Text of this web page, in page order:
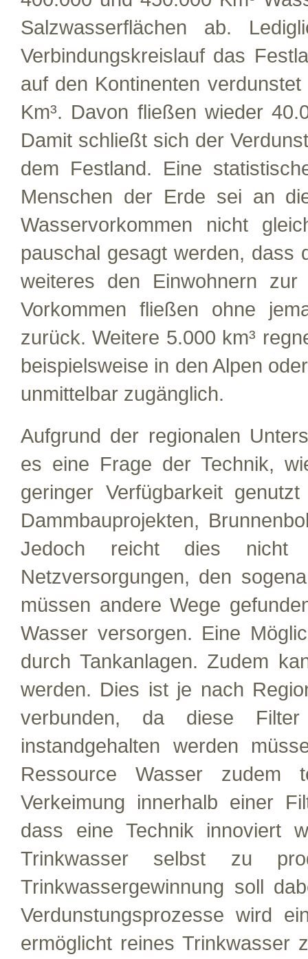
Salzwasserflächen ab.
Verbindungskreislauf das
auf den Kontinenten
Km³. Davon fließen wieder
Damit schließt sich der
dem Festland. Eine
Menschen der Erde sei an
Wasservorkommen nicht
pauschal gesagt werden, dass
weiteres den Einwohnern
Vorkommen fließen ohne
zurück. Weitere 5.000 km³
beispielsweise in den Alpen
unmittelbar zugänglich.
Aufgrund der regionalen
es eine Frage der Technik,
geringer Verfügbarkeit
Dammbauprojekten,
Jedoch reicht dies nicht
Netzversorgungen, den
müssen andere Wege
Wasser versorgen. Eine
durch Tankanlagen. Zudem
werden. Dies ist je nach
verbunden, da diese
instandgehalten werden
Ressource Wasser
Verkeimung innerhalb einer
dass eine Technik innoviert
Trinkwasser selbst zu
Trinkwassergewinnung soll
Verdunstungsprozesse wird
ermöglicht reines Trinkwasser